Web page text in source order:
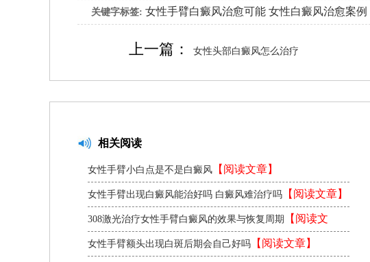
关键字标签: 女性手臂白癜风治愈可能 女性白癜风治愈案例
上一篇： 女性头部白癜风怎么治疗
相关阅读
女性手臂小白点是不是白癜风 【阅读文章】
女性手臂出现白癜风能治好吗 白癜风难治疗吗 【阅读文章】
308激光治疗女性手臂白癜风的效果与恢复周期 【阅读文
章】
女性手臂额头出现白斑后期会自己好吗 【阅读文章】